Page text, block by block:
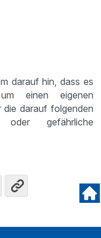
darauf hin, dass es
einen eigenen
die darauf folgenden
oder gefährliche